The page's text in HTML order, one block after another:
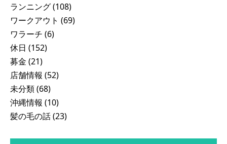
ランニング(108)
ワークアウト (69)
ワラーチ (6)
休日 (152)
募金 (21)
店舗情報 (52)
未分類(68)
沖縄情報 (10)
髪の毛の話(23)